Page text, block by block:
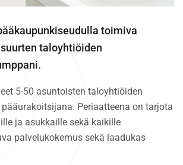
toimiva
taloyhtiöiden
5-50 asuntoisten taloyhtiöiden
Periaatteena on tarjota
ja asukkaille sekä kaikille
palvelukokemus sekä laadukas